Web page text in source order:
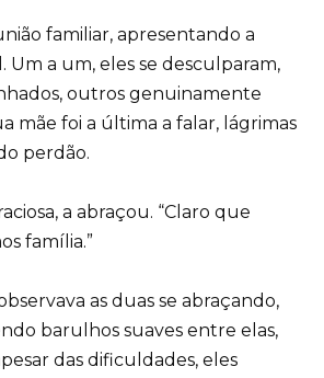
familiar, apresentando a
Um a um, eles se desculparam,
outros genuinamente
mãe foi a última a falar, lágrimas
perdão.
a abraçou. “Claro que
família.”
as duas se abraçando,
barulhos suaves entre elas,
das dificuldades, eles